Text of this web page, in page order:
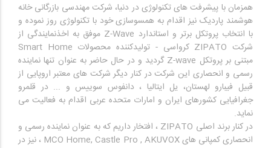
همزمان با پیشرفت های تکنولوژی در دنیا، شرکت مهندسی بازرگانی خانه
هوشمند پاردیک نیز اقدام به همسوسازی خود با تکنولوژی روز نموده و
با انتخاب پروتکل برتر و استاندارد Z-Wave موفق به اخذنمایندگی از
شرکت ZIPATO کرواسی - تولیدکننده محصولات Smart Home
مبتنی بر پروتکل Z-wave گردید و در حال حاضر به عنوان تنها نماینده
رسمی و انحصاری این شرکت در کنار دیگر شرکت های معتبر اروپایی از
قبیل فیبارو لهستان، یل ایتالیا ، دانفوس سوییس و ... در قلمرو
جغرافیایی کشورهای ایران و امارات متحده عربی اقدام به فعالیت می
در کنار برند اصلی ZIPATO ، افتخار داریم که به عنوان نماینده رسمی و
انحصاری کمپانی های MCO Home, Castle Pro , AKUVOX ، نیز در